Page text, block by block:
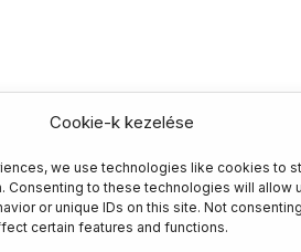
Cookie-k kezelése